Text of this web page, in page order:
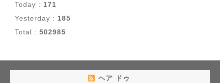
Today : 171
Yesterday : 185
Total : 502985
ヘア ドゥ